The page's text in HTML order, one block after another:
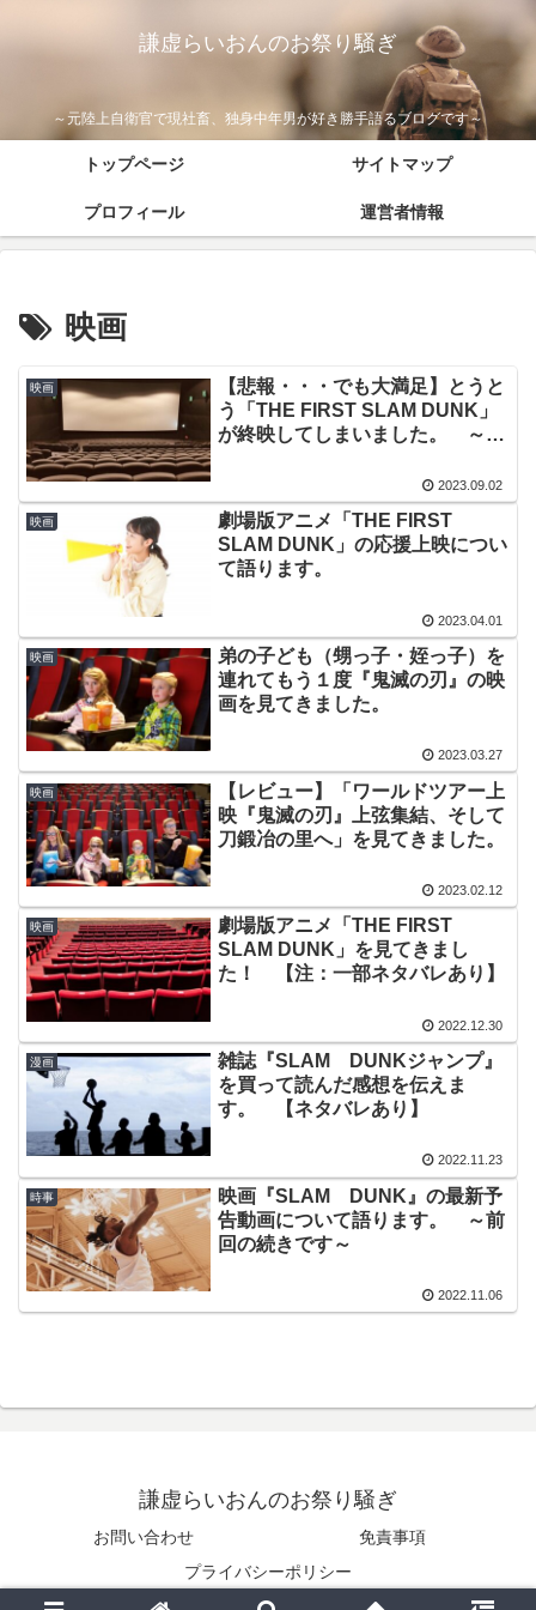
謙虚らいおんのお祭り騒ぎ
～元陸上自衛官で現社畜、独身中年男が好き勝手語るブログです～
トップページ サイトマップ
プロフィール 運営者情報
映画
映画
【悲報・・・でも大満足】とうと
う「THE FIRST SLAM DUNK」
が終映してしまいました。 ～本
2023.09.02
映画
劇場版アニメ「THE FIRST
SLAM DUNK」の応援上映につい
て語ります。
2023.04.01
映画
弟の子ども（甥っ子・姪っ子）を
連れてもう１度『鬼滅の刃』の映
画を見てきました。
2023.03.27
映画
【レビュー】「ワールドツアー上
映『鬼滅の刃』上弦集結、そして
刀鍛冶の里へ」を見てきました。
2023.02.12
映画
劇場版アニメ「THE FIRST
SLAM DUNK」を見てきまし
た！ 【注：一部ネタバレあり】
2022.12.30
漫画
雑誌『SLAM DUNKジャンプ』
を買って読んだ感想を伝えま
す。 【ネタバレあり】
2022.11.23
時事
映画『SLAM DUNK』の最新予
告動画について語ります。 ～前
回の続きです～
2022.11.06
謙虚らいおんのお祭り騒ぎ
お問い合わせ
免責事項
プライバシーポリシー